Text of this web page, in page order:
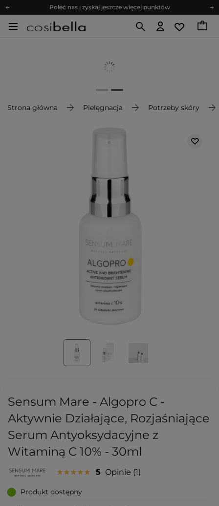
Poleć nas i zyskaj jeszcze więcej punktów
Zapisz się na newsletter pełen porad
Poleć nas i zyskaj jeszcze więcej punktów
Strona główna Pielęgnacja Potrzeby skóry
Sensum Mare - Algopro C -
Aktywnie Działające, Rozjaśniające
Serum Antyoksydacyjne z
Witaminą C 10% - 30ml
5 Opinie 1
Produkt dostępny